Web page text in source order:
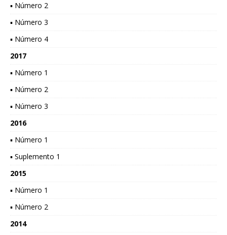
▪ Número 2
▪ Número 3
▪ Número 4
2017
▪ Número 1
▪ Número 2
▪ Número 3
2016
▪ Número 1
▪ Suplemento 1
2015
▪ Número 1
▪ Número 2
2014